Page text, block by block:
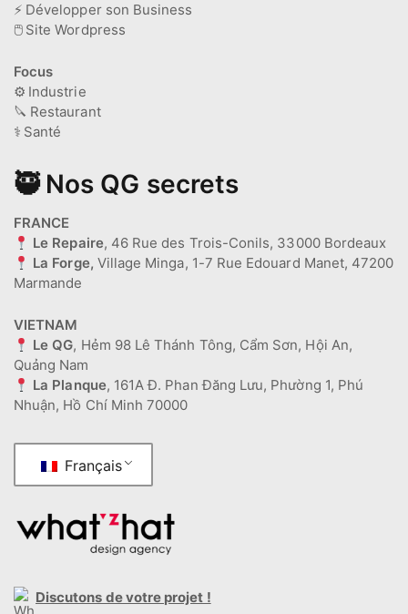
⚡ Développer son Business
🖱️ Site Wordpress
Focus
⚙️ Industrie
🔪 Restaurant
⚕️ Santé
🥷 Nos QG secrets
FRANCE
Le Repaire, 46 Rue des Trois-Conils, 33000 Bordeaux
La Forge, Village Minga, 1-7 Rue Edouard Manet, 47200
Marmande
VIETNAM
Le QG, Hẻm 98 Lê Thánh Tông, Cẩm Sơn, Hội An,
Quảng Nam
La Planque, 161A Đ. Phan Đăng Lưu, Phường 1, Phú
Nhuận, Hồ Chí Minh 70000
Français
Discutons de votre projet !